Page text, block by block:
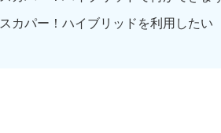
スカパー！ハイブリッドを利用したい